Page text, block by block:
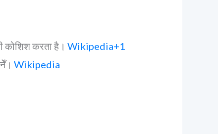
करता है। Wikipedia+1
Wikipedia